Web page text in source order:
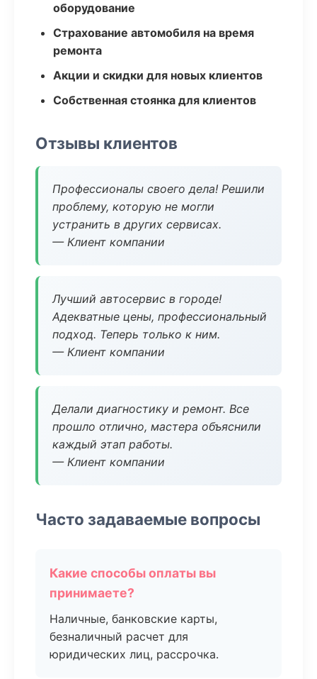
оборудование
Страхование автомобиля на время
ремонта
Акции и скидки для новых клиентов
Собственная стоянка для клиентов
Отзывы клиентов
Профессионалы своего дела! Решили
проблему, которую не могли
устранить в других сервисах.
— Клиент компании
Лучший автосервис в городе!
Адекватные цены, профессиональный
подход. Теперь только к ним.
— Клиент компании
Делали диагностику и ремонт. Все
прошло отлично, мастера объяснили
каждый этап работы.
— Клиент компании
Часто задаваемые вопросы
Какие способы оплаты вы
принимаете?
Наличные, банковские карты,
безналичный расчет для
юридических лиц, рассрочка.